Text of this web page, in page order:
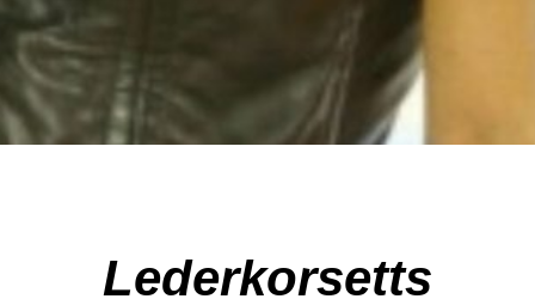
Lederkorsetts